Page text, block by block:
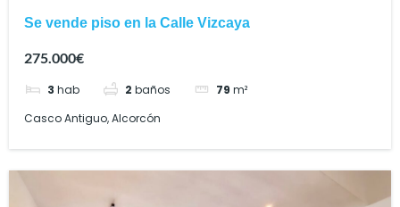
Se vende piso en la Calle Vizcaya
275.000€
3 hab 2 baños 79 m²
Casco Antiguo, Alcorcón